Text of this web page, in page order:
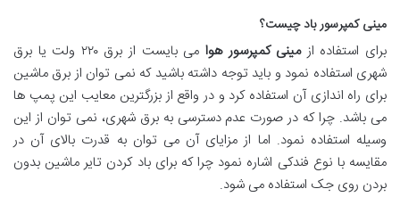
مینی کمپرسور باد چیست؟
برای استفاده ازمینی کمپرسور هوا
می بایست از برق ۲۲۰ ولت یا برق
شهری استفاده نمود و باید توجه داشته باشید که نمی توان از برق ماشین
برای راه اندازی آن استفاده کرد و در واقع از بزرگترین معایب این پمپ ها
می باشد. چرا که در صورت عدم دسترسی به برق شهری، نمی توان از این
وسیله استفاده نمود. اما از مزایای آن می توان به قدرت بالای آن در
مقایسه با نوع فندکی اشاره نمود چرا که برای باد کردن تایر ماشین بدون
بردن روی جک استفاده می شود.